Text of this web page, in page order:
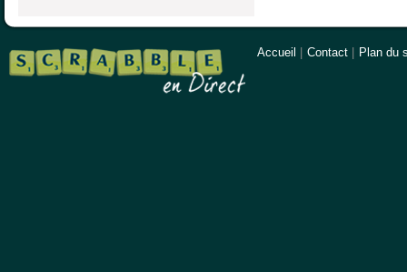
Accueil Contact Plan du